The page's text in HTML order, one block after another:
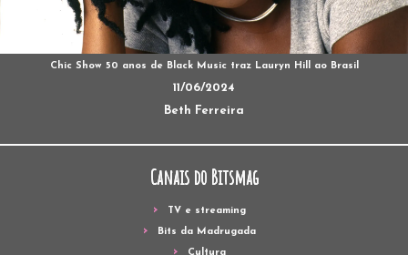
Chic Show 50 anos de Black Music traz Lauryn Hill ao Brasil
11/06/2024
Beth Ferreira
Canais do Bitsmag
TV e streaming
Bits da Madrugada
Cultura